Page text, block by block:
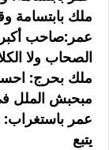
ملك بابتسامة
عمر:صاحب
الصحاب ولا
ملك بحرج:
مبحبش الملل
عمر باستغراب:
يتبع